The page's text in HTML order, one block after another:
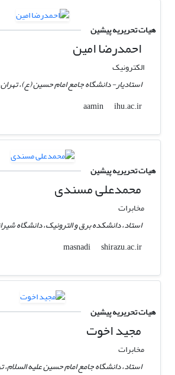
هیات تحریریه پیشین
احمدرضا امین
الکترونیک
استادیار- دانشگاه جامع امام حسین (ع)،
aamin
ihu.ac.ir
هیات تحریریه پیشین
محمدعلی مسندی
مخابرات
استاد، دانشکده برق و الترونیک، دانشگاه
masnadi
shirazu.ac.ir
هیات تحریریه پیشین
مجید اخوت
مخابرات
استاد، دانشگاه جامع امام حسین علیه السلام،